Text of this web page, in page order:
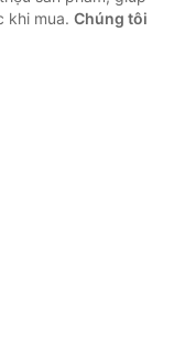
khi mua. Chúng tôi